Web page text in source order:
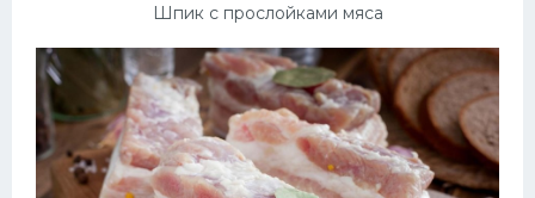
Шпик с прослойками мяса